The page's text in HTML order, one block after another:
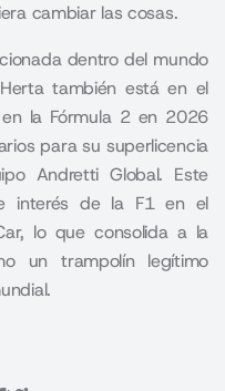
cambiar las cosas.
dentro del mundo
también está en el
la Fórmula 2 en 2026
para su superlicencia
Andretti Global. Este
interés de la F1 en el
lo que consolida a la
un trampolín legítimo